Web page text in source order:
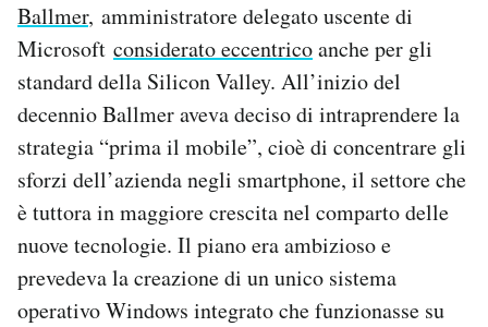
Ballmer, amministratore delegato uscente di
Microsoft considerato eccentricoanche per gli
standard della Silicon Valley. All’inizio del
decennio Ballmer aveva deciso di intraprendere la
strategia “prima il mobile”, cioè di concentrare gli
sforzi dell’azienda negli smartphone, il settore che
è tuttora in maggiore crescita nel comparto delle
nuove tecnologie. Il piano era ambizioso e
prevedeva la creazione di un unico sistema
operativo Windows integrato che funzionasse su